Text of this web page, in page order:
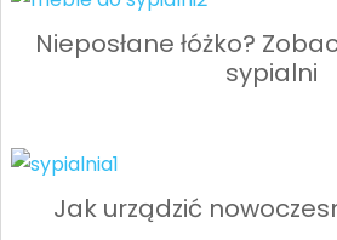
Nieposłane łóżko?
sypialni
Jak urządzić